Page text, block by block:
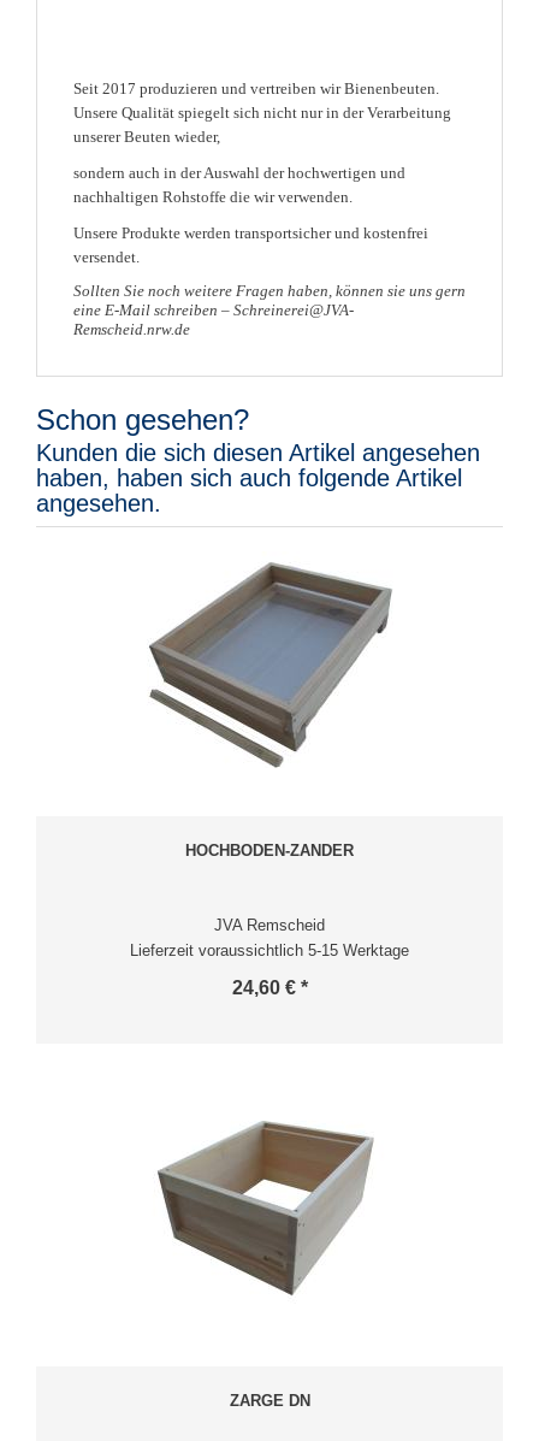
Seit 2017 produzieren und vertreiben wir Bienenbeuten.
Unsere Qualität spiegelt sich nicht nur in der Verarbeitung
unserer Beuten wieder,
sondern auch in der Auswahl der hochwertigen und
nachhaltigen Rohstoffe die wir verwenden.
Unsere Produkte werden transportsicher und kostenfrei
versendet.
Sollten Sie noch weitere Fragen haben, können sie uns gern
eine E-Mail schreiben – Schreinerei@JVA-
Remscheid.nrw.de
Schon gesehen?
Kunden die sich diesen Artikel angesehen
haben, haben sich auch folgende Artikel
angesehen.
HOCHBODEN-ZANDER
JVA Remscheid
Lieferzeit voraussichtlich 5-15 Werktage
24,60 € *
ZARGE DN